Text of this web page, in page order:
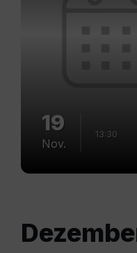
19
Nov.
13:30